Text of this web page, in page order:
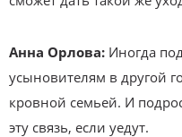
Анна Орлова: Иногда
усыновителям в другой
кровной семьей. И
эту связь, если уедут.